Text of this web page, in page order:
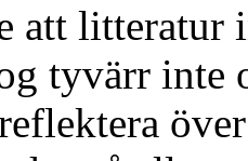
att litteratur
tyvärr inte